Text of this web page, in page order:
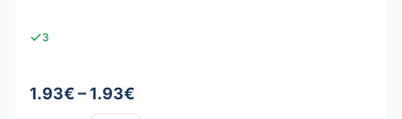
3
1.93€ – 1.93€